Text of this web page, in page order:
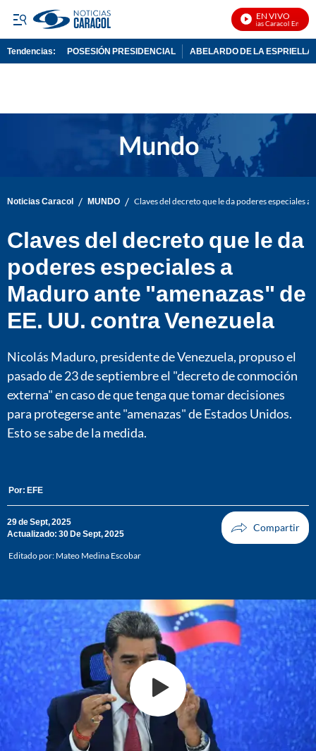
EN VIVO
Noticias Caracol En Vivo
Tendencias: POSESIÓN PRESIDENCIAL ABELARDO DE LA ESPRIELLA
Noticias Caracol / MUNDO / Claves del decreto que le da poderes especiales
Claves del decreto que le da
poderes especiales a
Maduro ante "amenazas" de
EE. UU. contra Venezuela
Nicolás Maduro, presidente de Venezuela, propuso el
pasado de 23 de septiembre el "decreto de conmoción
externa" en caso de que tenga que tomar decisiones
para protegerse ante "amenazas" de Estados Unidos.
Esto se sabe de la medida.
Por: EFE
29 de Sept, 2025
Actualizado: 30 De Sept, 2025
Editado por: Mateo Medina Escobar